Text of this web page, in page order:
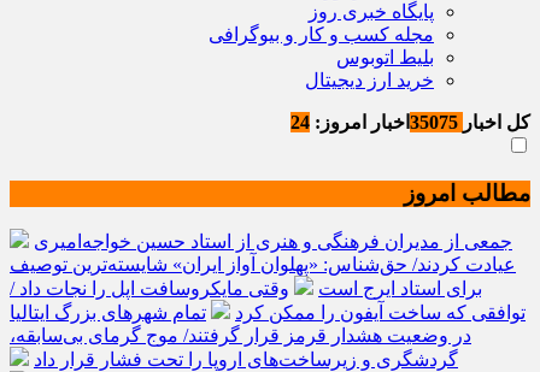
پایگاه خبری روز
مجله کسب و کار و بیوگرافی
بلیط اتوبوس
خرید ارز دیجیتال
کل اخبار اخبار امروز: 24
مطالب امروز
جمعی از مدیران فرهنگی و هنری از استاد حسین خواجه‌امیری
عیادت کردند/ حق‌شناس: «پهلوان آواز ایران» شایسته‌ترین توصیف
برای استاد ایرج است
وقتی مایکروسافت اپل را نجات داد /
توافقی که ساخت آیفون را ممکن کرد
تمام شهرهای بزرگ ایتالیا
در وضعیت هشدار قرمز قرار گرفتند/ موج گرمای بی‌سابقه،
گردشگری و زیرساخت‌های اروپا را تحت فشار قرار داد